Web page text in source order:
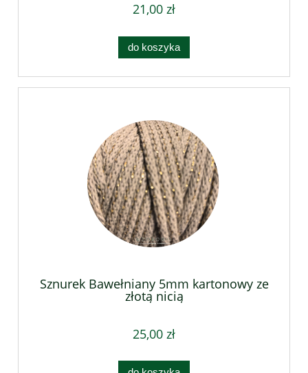
21,00 zł
do koszyka
Sznurek Bawełniany 5mm kartonowy ze
złotą nicią
25,00 zł